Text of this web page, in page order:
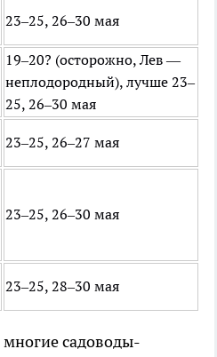
23–25, 26–30 мая
19–20? (осторожно, Лев —
неплодородный), лучше 23–
25, 26–30 мая
23–25, 26–27 мая
23–25, 26–30 мая
23–25, 28–30 мая
многие садоводы-